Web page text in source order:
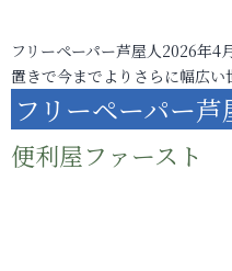
フリーペーパー芦屋人2026年4
置きで今までよりさらに幅広
フリーペーパー
便利屋ファースト